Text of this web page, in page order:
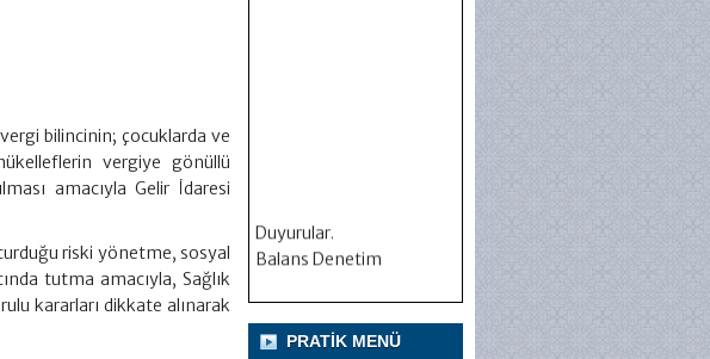
bilincinin; çocuklarda ve
vergiye gönüllü
amacıyla Gelir İdaresi
riski yönetme, sosyal
tutma amacıyla, Sağlık
kararları dikkate alınarak
Duyurular.
Balans Denetim
PRATIK MENÜ